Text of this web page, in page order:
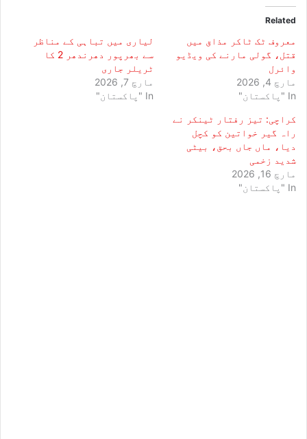
Related
معروف ٹک ٹاکر مذاق میں
قتل، گولی مارنے کی ویڈیو
وائرل
مارچ 4, 2026
In "پاکستان"
لیاری میں تباہی کے مناظر
سے بھرپور دھرندھر 2 کا
ٹریلر جاری
مارچ 7, 2026
In "پاکستان"
کراچی: تیز رفتار ٹینکر نے
راہ گیر خواتین کو کچل
دیا، ماں جاں بحق، بیٹی
شدید زخمی
مارچ 16, 2026
In "پاکستان"